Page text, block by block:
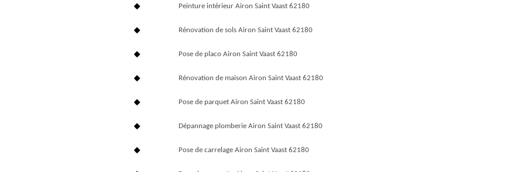
Peinture intérieur Airon Saint Vaast 62180
Rénovation de sols Airon Saint Vaast 62180
Pose de placo Airon Saint Vaast 62180
Rénovation de maison Airon Saint Vaast 62180
Pose de parquet Airon Saint Vaast 62180
Dépannage plomberie Airon Saint Vaast 62180
Pose de carrelage Airon Saint Vaast 62180